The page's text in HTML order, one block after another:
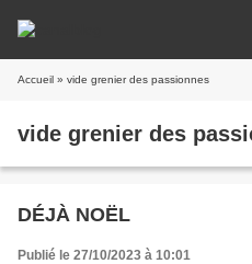
Accueil » vide grenier des passionnes
vide grenier des
DÉJÀ NOËL
Publié le 27/10/2023 à 10:01